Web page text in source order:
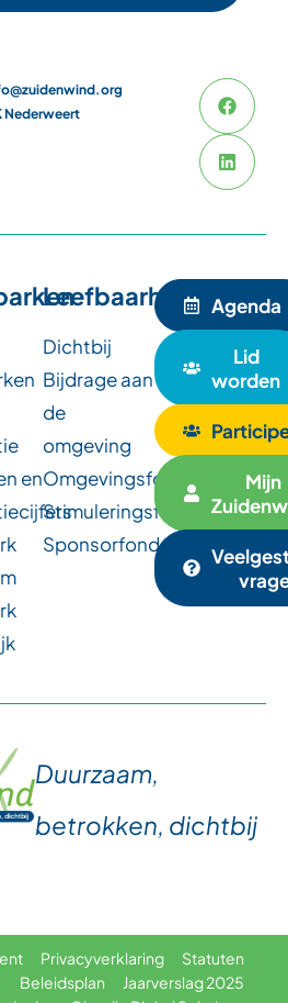
Nederweert
en
Leefbaarheid
Dichtbij
Bijdrage aan
de
omgeving
Omgevingsfondsen
Stimuleringsfonds
Sponsorfonds
Agenda
Lid
worden
Mijn
Duurzaam,
betrokken, dichtbij
Privacyverklaring
Statuten
Beleidsplan
Jaarverslag 2025